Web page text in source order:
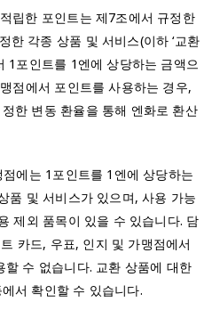
립한 포인트는 제7조에서 규정한
한 각종 상품 및 서비스(이하 ‘교환
1포인트를 1엔에 상당하는 금액으
점에서 포인트를 사용하는 경우,
한 변동 환율을 통해 엔화로 환산
에는 1포인트를 1엔에 상당하는
품 및 서비스가 있으며, 사용 가능
제외 품목이 있을 수 있습니다. 담
카드, 우표, 인지 및 가맹점에서
수 없습니다. 교환 상품에 대한
서 확인할 수 있습니다.